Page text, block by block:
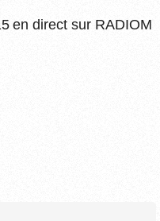
en direct sur RADIOM